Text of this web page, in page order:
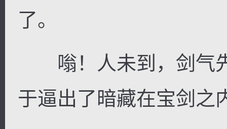
了。
嗡！人未到，剑气
于逼出了暗藏在宝剑之